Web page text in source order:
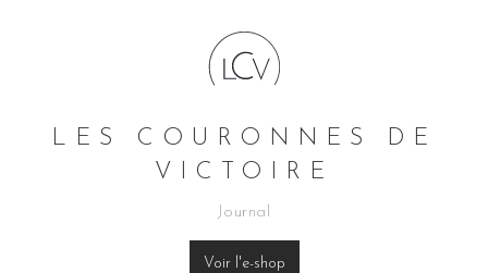
LES COURONNES DE
VICTOIRE
Journal
Voir l'e-shop